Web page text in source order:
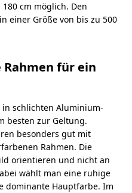
cm möglich. Den
einer Größe von bis zu 500
für ein
in schlichten Aluminium-
besten zur Geltung.
besonders gut mit
Rahmen. Die
orientieren und nicht an
wählt man eine ruhige
dominante Hauptfarbe. Im